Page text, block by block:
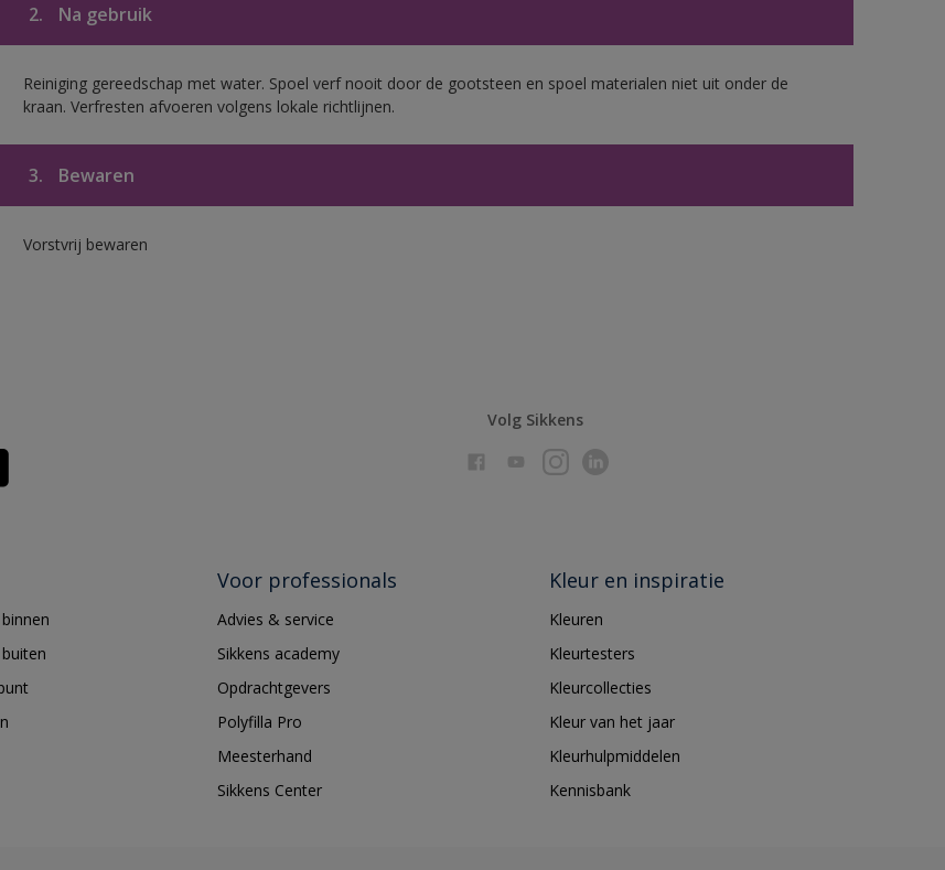
2. Na gebruik
Reiniging gereedschap met water. Spoel verf nooit door de gootsteen en spoel materialen niet uit onder de
kraan. Verfresten afvoeren volgens lokale richtlijnen.
3. Bewaren
Vorstvrij bewaren
Volg Sikkens
Voor professionals
Advies & service
Sikkens academy
Opdrachtgevers
Polyfilla Pro
Meesterhand
Sikkens Center
Kleur en inspiratie
Kleuren
Kleurtesters
Kleurcollecties
Kleur van het jaar
Kleurhulpmiddelen
Kennisbank